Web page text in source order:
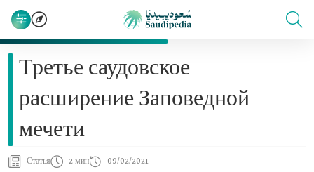
Третье саудовское
расширение Заповедной
мечети
Статья 2 мин 09/02/2021